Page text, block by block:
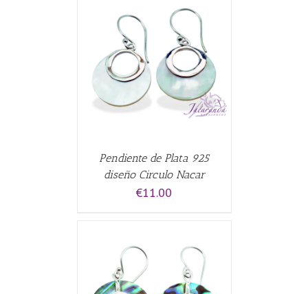
Pendiente de Plata 925
diseño Circulo Nacar
€11.00